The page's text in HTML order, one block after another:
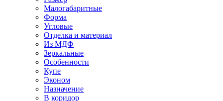
Малогабаритные
Форма
Угловые
Отделка и материал
Из МДФ
Зеркальные
Особенности
Купе
Эконом
Назначение
В коридор